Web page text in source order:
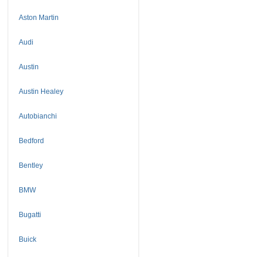
Aston Martin
Audi
Austin
Austin Healey
Autobianchi
Bedford
Bentley
BMW
Bugatti
Buick